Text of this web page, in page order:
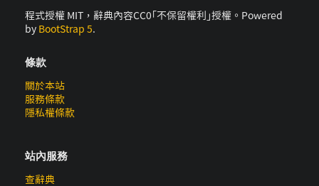
程式授權 MIT，辭典內容CC0｢不保留權利｣授權。Powered
by BootStrap 5.
條款
關於本站
服務條款
隱私權條款
站內服務
查辭典